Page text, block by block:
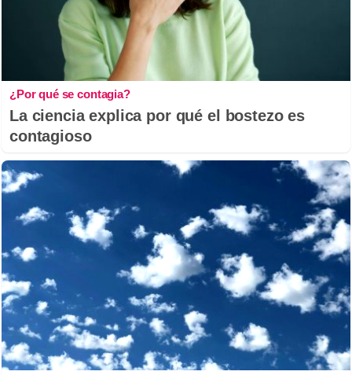
¿Por qué se contagia?
La ciencia explica por qué el bostezo es
contagioso